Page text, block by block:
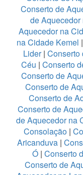
Conserto de
de
Aquecedor na
na Cidade Kemel |
Lider| Conserto
Céu | Conserto
Conserto de
Conserto de
Conserto de
Conserto de
de Aquecedor na
Consolação |
Aricanduva|
Ó| Conserto
Conserto de